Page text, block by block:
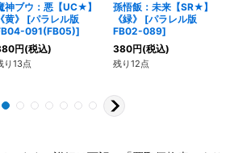
神ブウ：悪【UC★】
《黄》
[パラレル版
091(FB05)]
円(税込)
り13点
孫悟飯：未来【SR★】
《緑》
[パラレル版
FB02-089]
380円(税込)
残り12点